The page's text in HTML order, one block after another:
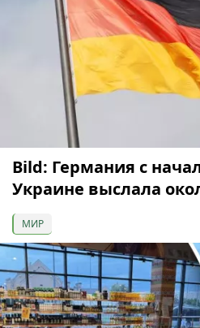
Bild: Германия с
Украине выслала
МИР